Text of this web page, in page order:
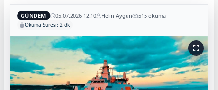
GÜNDEM 05.07.2026 12:10 Helin Aygün 515 okuma
Okuma Süresi: 2 dk